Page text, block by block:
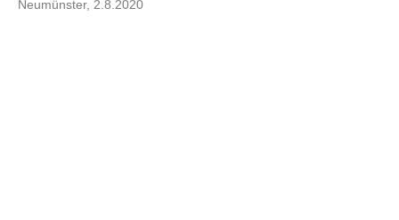
Neumünster, 2.8.2020